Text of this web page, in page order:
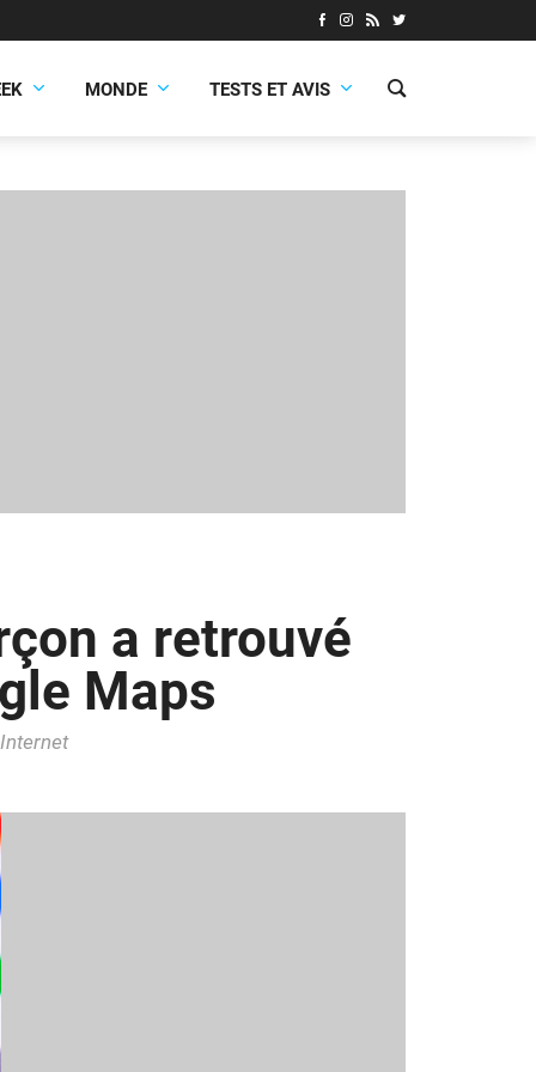
MONDE TESTS ET AVIS
a retrouvé
Maps